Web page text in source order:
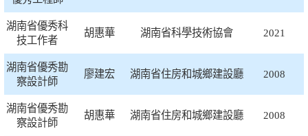
湖南省優秀科
技工作者
胡惠華 湖南省科學技術協會 2021
湖南省優秀勘
察設計師
廖建宏 湖南省住房和城鄉建設廳 2008
湖南省優秀勘
察設計師
胡惠華 湖南省住房和城鄉建設廳 2008